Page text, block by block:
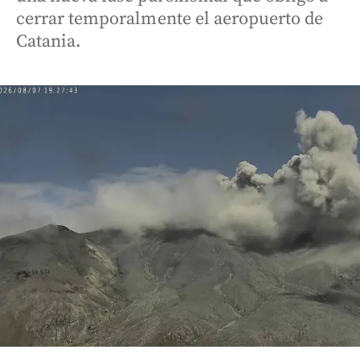
cerrar temporalmente el aeropuerto de
Catania.